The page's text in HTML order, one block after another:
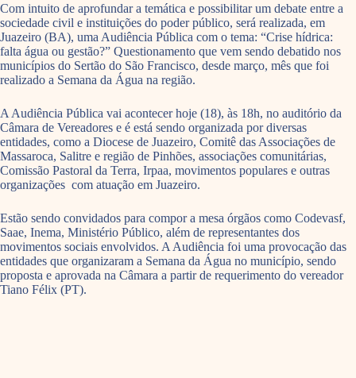
Com intuito de aprofundar a temática e possibilitar um debate entre a
sociedade civil e instituições do poder público, será realizada, em
Juazeiro (BA), uma Audiência Pública com o tema: “Crise hídrica:
falta água ou gestão?” Questionamento que vem sendo debatido nos
municípios do Sertão do São Francisco, desde março, mês que foi
realizado a Semana da Água na região.
A Audiência Pública vai acontecer hoje (18), às 18h, no auditório da
Câmara de Vereadores e é está sendo organizada por diversas
entidades, como a Diocese de Juazeiro, Comitê das Associações de
Massaroca, Salitre e região de Pinhões, associações comunitárias,
Comissão Pastoral da Terra, Irpaa, movimentos populares e outras
organizações com atuação em Juazeiro.
Estão sendo convidados para compor a mesa órgãos como Codevasf,
Saae, Inema, Ministério Público, além de representantes dos
movimentos sociais envolvidos. A Audiência foi uma provocação das
entidades que organizaram a Semana da Água no município, sendo
proposta e aprovada na Câmara a partir de requerimento do vereador
Tiano Félix (PT).